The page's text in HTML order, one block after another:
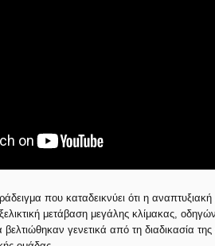
που καταδεικνύει ότι η
μετάβαση μεγάλης κλίμακας,
γενετικά από τη διαδικασία